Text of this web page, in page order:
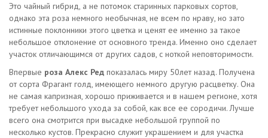
Это чайный гибрид, а не потомок старинных парковых сортов,
однако эта роза немного необычная, не всем по нраву, но зато
истинные поклонники этого цветка и ценят ее именно за такое
небольшое отклонение от основного тренда. Именно оно сделает
участок отличающимся от других садов, с ноткой неповторимости.
Впервые роза Алекс Ред показалась миру 50лет назад. Получена
от сорта Фрагант голд, имеющего немного другую расцветку. Она
не самая капризная, хорошо приживается и в нашем регионе, хотя
требует небольшого ухода за собой, как все ее сородичи. Лучше
всего она смотрится при высадке небольшой группой по
несколько кустов. Прекрасно служит украшением и для участка